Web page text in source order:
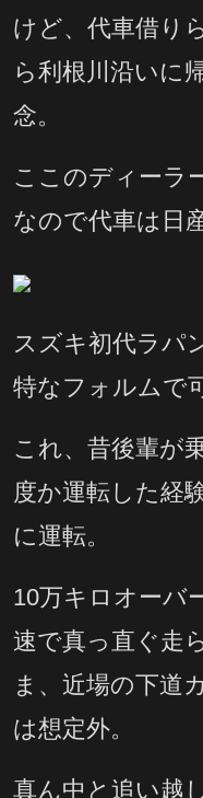
けど、代車借り
ら利根川沿いに
念。
ここのディーラ
なので代車は日
スズキ初代ラパ
特なフォルムで
これ、昔後輩が
度か運転した経
に運転。
10万キロオーバ
速で真っ直ぐ走
ま、近場の下道
は想定外。
真ん中と追い越